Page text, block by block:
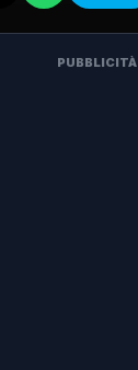
PUBBLICITÀ